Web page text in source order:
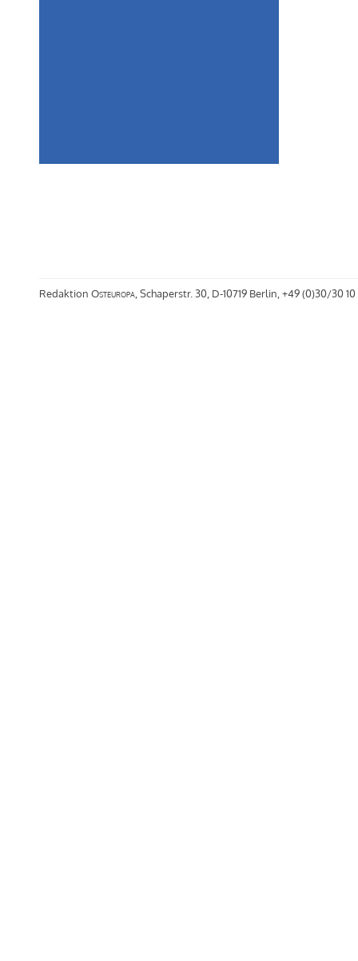
Redaktion Osteuropa, Schaperstr. 30, D-10719 Berlin, +49 (0)30/30